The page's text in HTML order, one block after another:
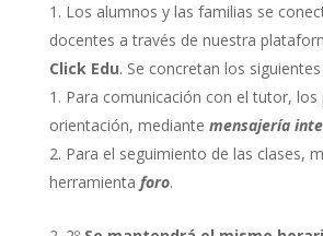
Los alumnos y las familias se
docentes a través de nuestra
Click Edu. Se concretan los
Para comunicación con el tutor,
orientación, mediante mensajería
Para el seguimiento de las clases,
herramienta foro.